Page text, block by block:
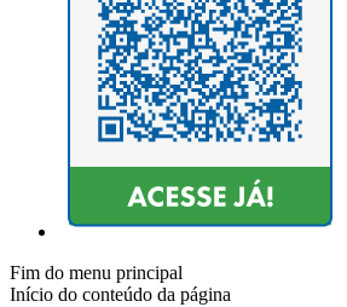
Fim do menu principal
Início do conteúdo da página